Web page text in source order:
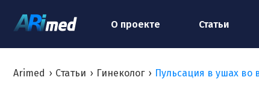
О проекте Статьи
Arimed › Статьи › Гинеколог › Пульсация в ушах во